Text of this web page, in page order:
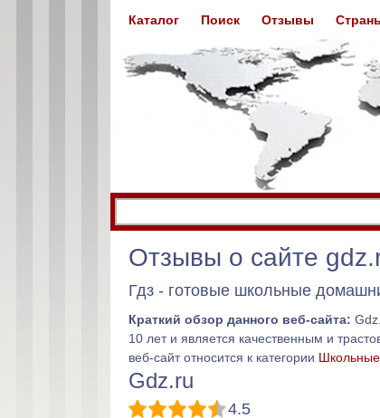
Отзывы о сайте
Гдз - готовые школьные
Краткий обзор данного веб-сайта:
10 лет и является качественным и
веб-сайт относится к категории
Gdz.ru
4.5
Каталог Поиск Отзывы